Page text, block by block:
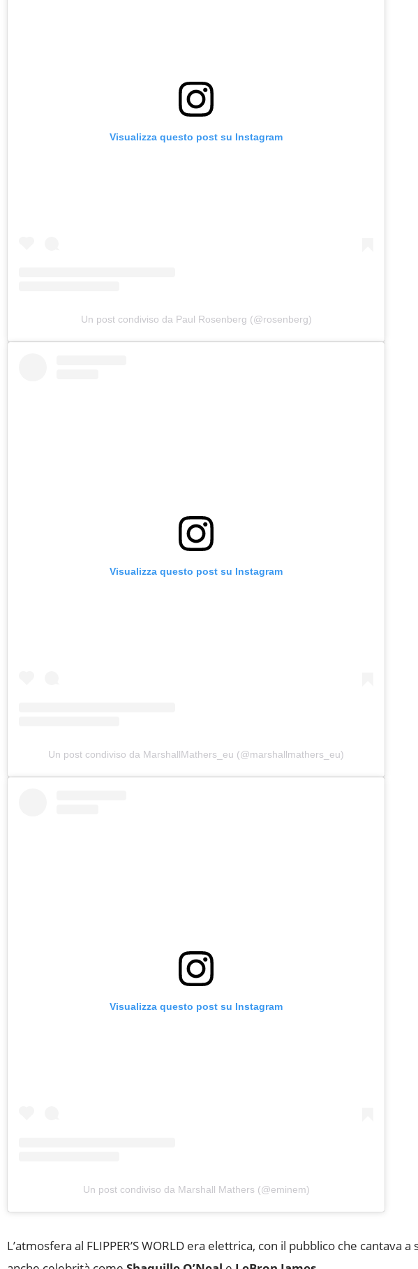
Visualizza questo post su Instagram
Un post condiviso da Paul Rosenberg (@rosenberg)
Visualizza questo post su Instagram
Un post condiviso da MarshallMathers_eu (@marshallmathers_eu)
Visualizza questo post su Instagram
Un post condiviso da Marshall Mathers (@eminem)
L’atmosfera al FLIPPER’S WORLD era elettrica, con il pubblico che